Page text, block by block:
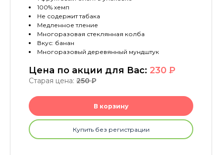
100% хемп
Не содержит табака
Медленное тление
Многоразовая стеклянная колба
Вкус: банан
Многоразовый деревянный мундштук
Цена по акции для Вас: 230 P
Старая цена: 250P
В корзину
Купить без регистрации